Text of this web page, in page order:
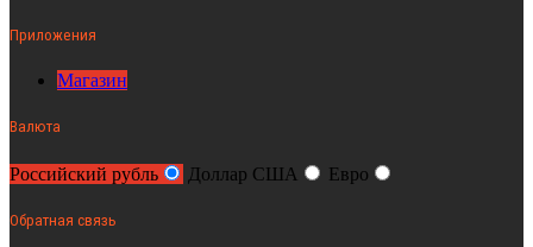
Приложения
Магазин
Валюта
Российский рубль Доллар США Евро
Обратная связь